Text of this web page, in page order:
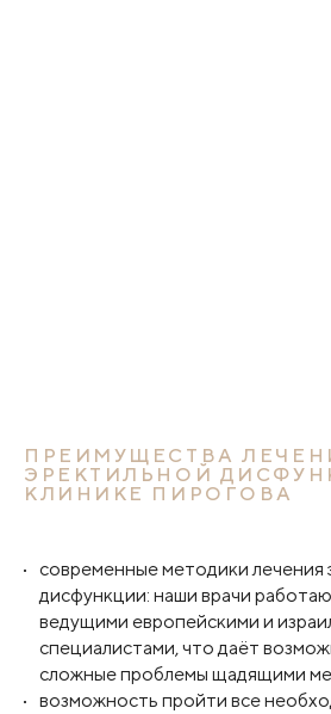
ПРЕИМУЩЕСТВА
ЭРЕКТИЛЬНОЙ
КЛИНИКЕ ПИРОГОВА
современные методики лечения
дисфункции: наши врачи
ведущими европейскими и
специалистами, что даёт
сложные проблемы щадящими
возможность пройти все